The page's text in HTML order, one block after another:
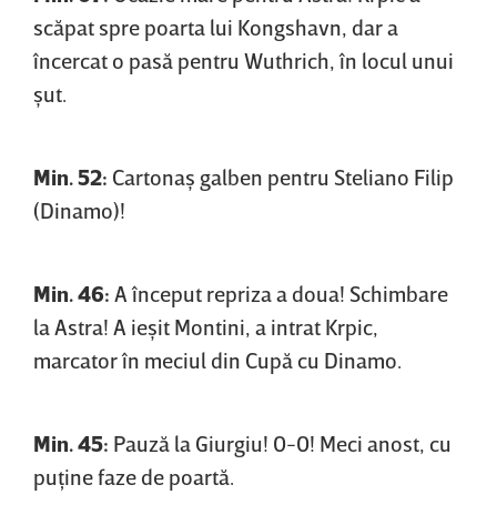
scăpat spre poarta lui Kongshavn, dar a
încercat o pasă pentru Wuthrich, în locul unui
şut.
Min. 52: Cartonaş galben pentru Steliano Filip
(Dinamo)!
Min. 46: A început repriza a doua! Schimbare
la Astra! A ieşit Montini, a intrat Krpic,
marcator în meciul din Cupă cu Dinamo.
Min. 45: Pauză la Giurgiu! 0-0! Meci anost, cu
puţine faze de poartă.